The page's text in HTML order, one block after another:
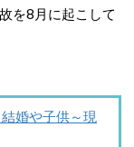
を8月に起こして
婚や子供～現